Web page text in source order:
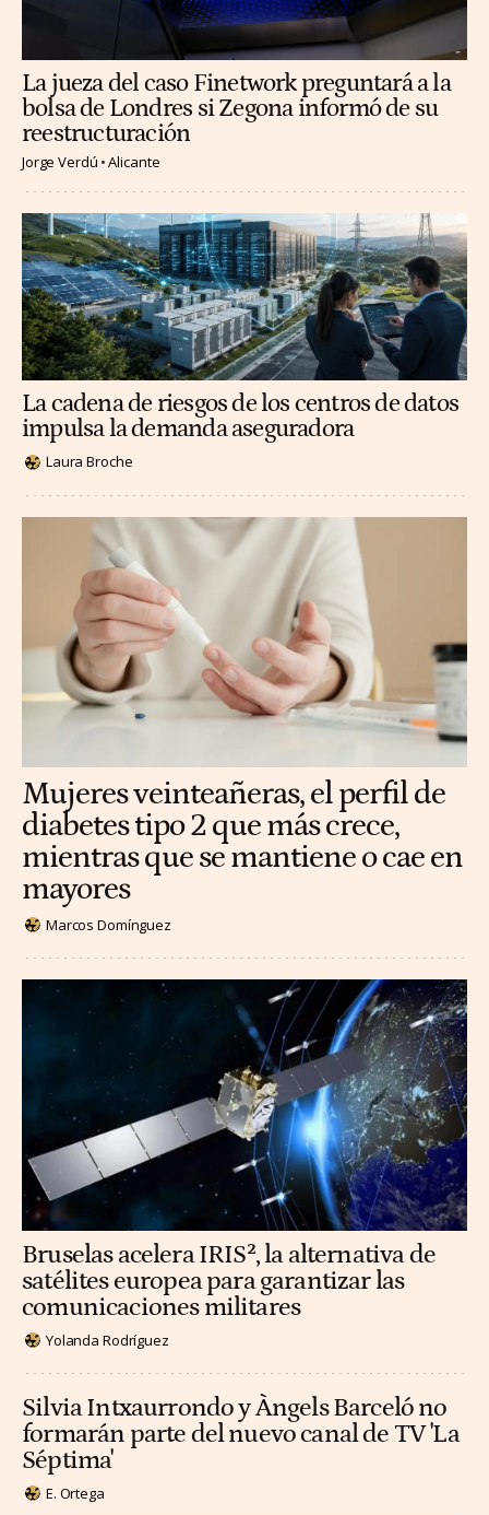
La jueza del caso Finetwork preguntará a la
bolsa de Londres si Zegona informó de su
reestructuración
Jorge Verdú Alicante
La cadena de riesgos de los centros de datos
impulsa la demanda aseguradora
Laura Broche
Mujeres veinteañeras, el perfil de
diabetes tipo 2 que más crece,
mientras que se mantiene o cae en
mayores
Marcos Domínguez
Bruselas acelera IRIS², la alternativa de
satélites europea para garantizar las
comunicaciones militares
Yolanda Rodríguez
Silvia Intxaurrondo y Àngels Barceló no
formarán parte del nuevo canal de TV 'La
Séptima'
E. Ortega